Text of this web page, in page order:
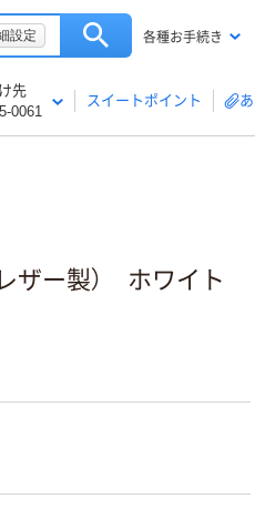
設定 各種お手続き
先
0061
スイートポイント
ザー製） ホワイト